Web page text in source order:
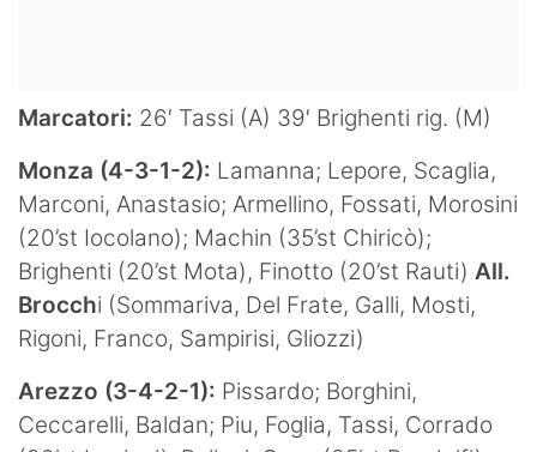
Marcatori: 26′ Tassi (A) 39′ Brighenti rig. (M)
Monza (4-3-1-2): Lamanna; Lepore, Scaglia,
Marconi, Anastasio; Armellino, Fossati, Morosini
(20’st Iocolano); Machin (35’st Chiricò);
Brighenti (20’st Mota), Finotto (20’st Rauti) All.
Brocchi (Sommariva, Del Frate, Galli, Mosti,
Rigoni, Franco, Sampirisi, Gliozzi)
Arezzo (3-4-2-1): Pissardo; Borghini,
Ceccarelli, Baldan; Piu, Foglia, Tassi, Corrado